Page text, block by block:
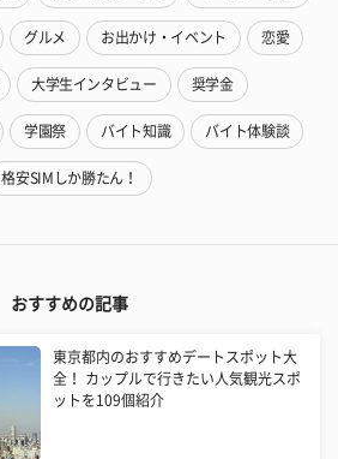
グルメ お出かけ・イベント 恋愛
大学生インタビュー 奨学金
学園祭 バイト知識 バイト体験談
格安SIMしか勝たん！
おすすめの記事
東京都内のおすすめデートスポット大
全！ カップルで行きたい人気観光スポ
ットを109個紹介